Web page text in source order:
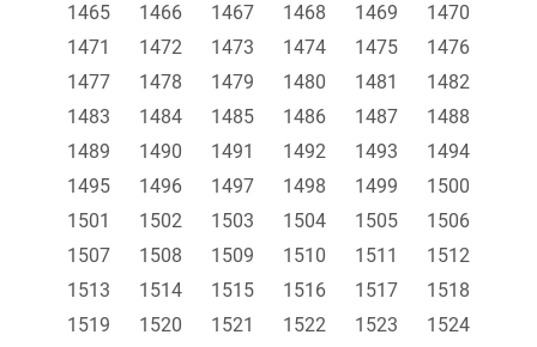
1465
1466 1467 1468 1469
1470
1471
1472 1473 1474 1475
1476
1477
1478 1479 1480 1481
1482
1483
1484 1485 1486 1487
1488
1489
1490 1491 1492 1493
1494
1495
1496 1497 1498 1499
1500
1501
1502 1503 1504 1505
1506
1507
1508 1509 1510 1511
1512
1513
1514 1515 1516 1517
1518
1519
1520 1521 1522 1523
1524